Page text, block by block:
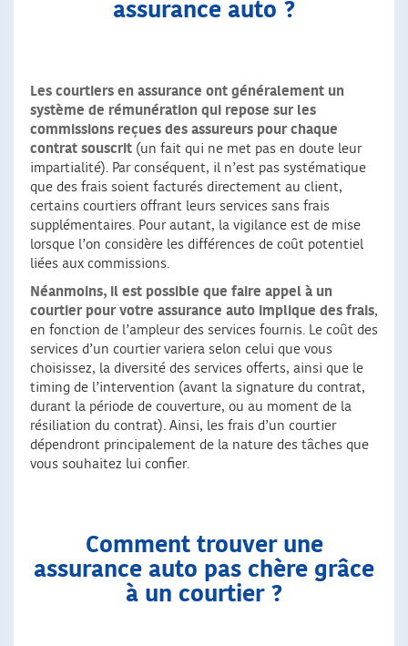
assurance auto ?
Les courtiers en assurance ont généralement un
système de rémunération qui repose sur les
commissions reçues des assureurs pour chaque
contrat souscrit (un fait qui ne met pas en doute leur
impartialité). Par conséquent, il n’est pas systématique
que des frais soient facturés directement au client,
certains courtiers offrant leurs services sans frais
supplémentaires. Pour autant, la vigilance est de mise
lorsque l’on considère les différences de coût potentiel
liées aux commissions.
Néanmoins, il est possible que faire appel à un
courtier pour votre assurance auto implique des frais,
en fonction de l’ampleur des services fournis. Le coût des
services d’un courtier variera selon celui que vous
choisissez, la diversité des services offerts, ainsi que le
timing de l’intervention (avant la signature du contrat,
durant la période de couverture, ou au moment de la
résiliation du contrat). Ainsi, les frais d’un courtier
dépendront principalement de la nature des tâches que
vous souhaitez lui confier.
Comment trouver une
assurance auto pas chère grâce
à un courtier ?